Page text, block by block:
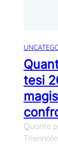
tesi
Quante